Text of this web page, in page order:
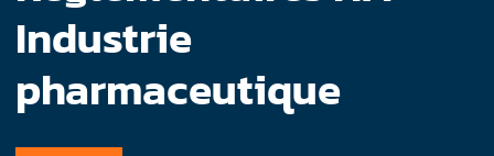
Industrie
pharmaceutique